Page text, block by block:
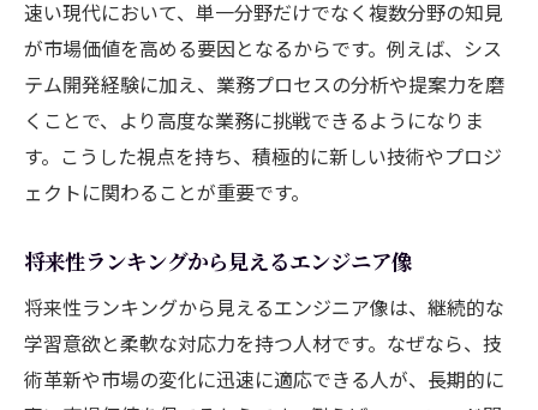
効率的なキャリアアップを叶える秘訣
エンジニアが効率的に成長するための方法
転職や独立を見据えたキャリア戦略
エンジニアのための自己分析と目標設定術
キャリアアップ支援を活用するエンジニア
未経験からエンジニアになるための近道
実体験から学ぶエンジニア成長ストーリー
自分らしいエンジニア人生を築くヒント
エンジニアとして理想のキャリアを描く方
速い現代において、単一分野だけでなく複数分野の知見
が市場価値を高める要因となるからです。例えば、シス
テム開発経験に加え、業務プロセスの分析や提案力を磨
くことで、より高度な業務に挑戦できるようになりま
す。こうした視点を持ち、積極的に新しい技術やプロジ
ェクトに関わることが重要です。
将来性ランキングから見えるエンジニア像
将来性ランキングから見えるエンジニア像は、継続的な
学習意欲と柔軟な対応力を持つ人材です。なぜなら、技
術革新や市場の変化に迅速に適応できる人が、長期的に